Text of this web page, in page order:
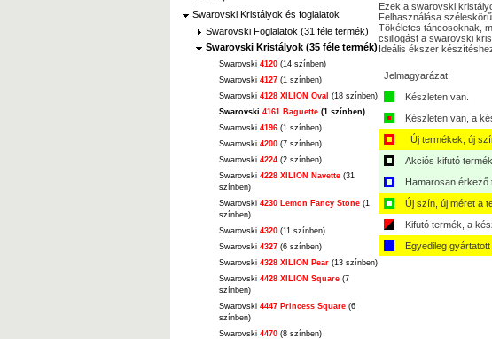
Swarovski Kristályok és foglalatok
Swarovski Foglalatok (31 féle termék)
Swarovski Kristályok (35 féle termék)
Swarovski 4120 (14 színben)
Swarovski 4127 (1 színben)
Swarovski 4128 XILION Oval (18 színben)
Swarovski 4161 Baguette (1 színben)
Swarovski 4196 (1 színben)
Swarovski 4200 (7 színben)
Swarovski 4224 (2 színben)
Swarovski 4228 XILION Navette (31
színben)
Swarovski 4230 Lemon Fancy Stone (1
színben)
Swarovski 4320 (11 színben)
Swarovski 4327 (6 színben)
Swarovski 4328 XILION Pear (13 színben)
Swarovski 4428 XILION Square (7
színben)
Swarovski 4447 Princess Square (6
színben)
Swarovski 4470 (8 színben)
Ezek a swarovski
Felhasználása
Tökéletes táncosoknak,
csillogást a swarovski
Ideális ékszer
Jelmagyarázat
Készleten van.
Készleten van, a
Új termékek, új
Akciós kifutó
Hamarosan érkező
Új szín, új méret a
Kifutó termék, a
Egyedileg